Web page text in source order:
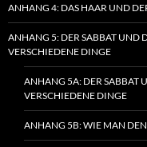
ANHANG 4: DAS HAAR UND
ANHANG 5: DER SABBAT UND
VERSCHIEDENE DINGE
ANHANG 5A: DER SABBAT
VERSCHIEDENE DINGE
ANHANG 5B: WIE MAN